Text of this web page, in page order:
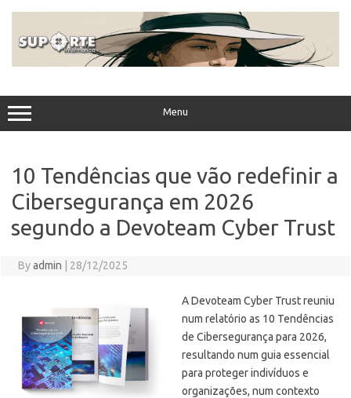
Menu
10 Tendências que vão redefinir a
Cibersegurança em 2026
segundo a Devoteam Cyber Trust
Byadmin 28/12/2025
A Devoteam Cyber Trust reuniu
num relatório as 10 Tendências
de Cibersegurança para 2026,
resultando num guia essencial
para proteger indivíduos e
organizações, num contexto